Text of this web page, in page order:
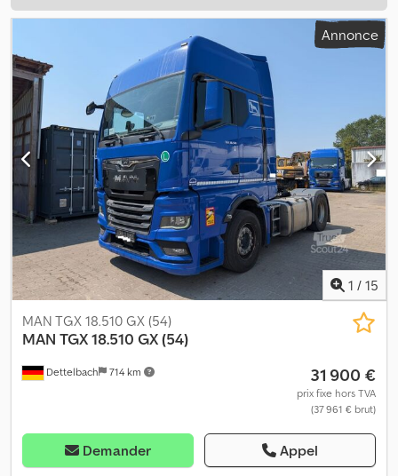
Annonce
1 / 15
Dettelbach 714 km
MAN TGX 18.510 GX (54)
MAN TGX 18.510 GX (54)
31 900 €
prix fixe hors TVA
(37 961 € brut)
Demander Appel